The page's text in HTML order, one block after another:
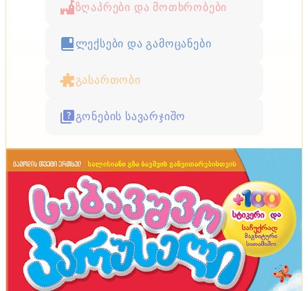
ზღაპრები და მოთხრობები
ლექსები და გამოცანები
გასართობი
გონების სავარჯიშო